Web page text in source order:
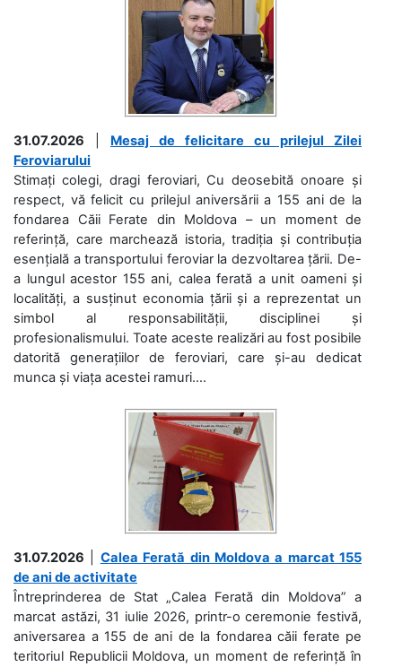
31.07.2026
Mesaj de felicitare cu prilejul Zilei
Feroviarului
Stimați colegi, dragi feroviari, Cu deosebită onoare și
respect, vă felicit cu prilejul aniversării a 155 ani de la
fondarea Căii Ferate din Moldova – un moment de
referință, care marchează istoria, tradiția și contribuția
esențială a transportului feroviar la dezvoltarea țării. De-
a lungul acestor 155 ani, calea ferată a unit oameni și
localități, a susținut economia țării și a reprezentat un
simbol al responsabilității, disciplinei și
profesionalismului. Toate aceste realizări au fost posibile
datorită generațiilor de feroviari, care și-au dedicat
munca și viața acestei ramuri....
31.07.2026
Calea Ferată din Moldova a marcat 155
de ani de activitate
Întreprinderea de Stat „Calea Ferată din Moldova” a
marcat astăzi, 31 iulie 2026, printr-o ceremonie festivă,
aniversarea a 155 de ani de la fondarea căii ferate pe
teritoriul Republicii Moldova, un moment de referință în